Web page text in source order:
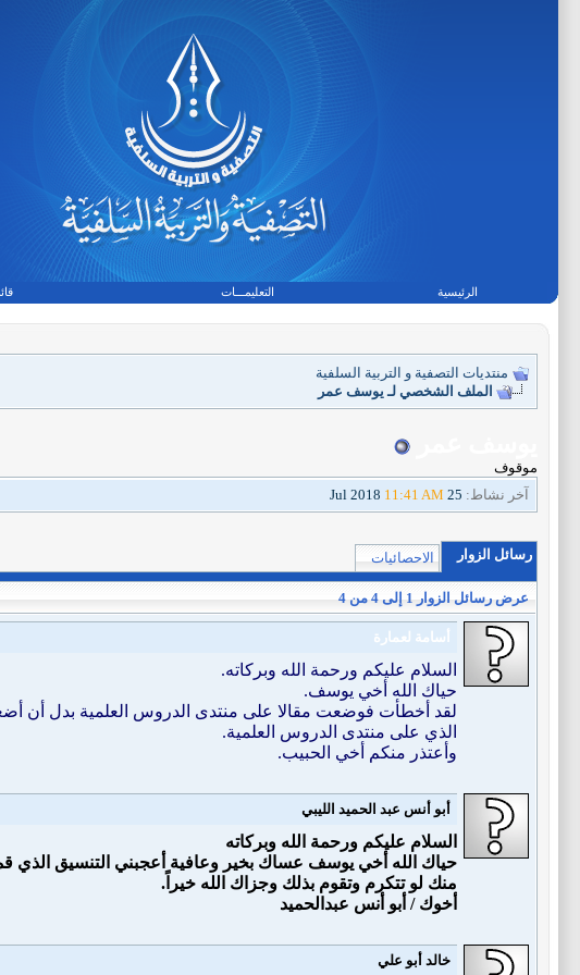
الرئيسية التعليمـــات
منتديات التصفية و التربية السلفية
الملف الشخصي لـ يوسف عمر
موقوف
آخر نشاط:
11:41 AM
رسائل الزوار الاحصائيات
عرض رسائل الزوار 1 إلى 4 من 4
أسامة لعمارة
السلام عليكم ورحمة الله وبركاته.
حياك الله أخي يوسف.
لقد أخطأت فوضعت مقالا على منتدى الدروس العلمية بدل أن
الذي على منتدى الدروس العلمية.
وأعتذر منكم أخي الحبيب.
أبو أنس عبد الحميد الليبي
السلام عليكم ورحمة الله وبركاته
حياك الله أخي يوسف عساك بخير وعافية أعجبني التنسيق
منك لو تتكرم وتقوم بذلك وجزاك الله خيراً.
أخوك / أبو أنس عبدالحميد
خالد أبو علي